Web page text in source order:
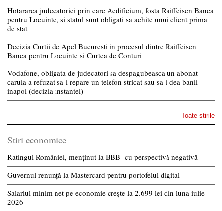
Hotararea judecatoriei prin care Aedificium, fosta Raiffeisen Banca
pentru Locuinte, si statul sunt obligati sa achite unui client prima
de stat
Decizia Curtii de Apel Bucuresti in procesul dintre Raiffeisen
Banca pentru Locuinte si Curtea de Conturi
Vodafone, obligata de judecatori sa despagubeasca un abonat
caruia a refuzat sa-i repare un telefon stricat sau sa-i dea banii
inapoi (decizia instantei)
Toate stirile
Stiri economice
Ratingul României, menținut la BBB- cu perspectivă negativă
Guvernul renunță la Mastercard pentru portofelul digital
Salariul minim net pe economie crește la 2.699 lei din luna iulie
2026